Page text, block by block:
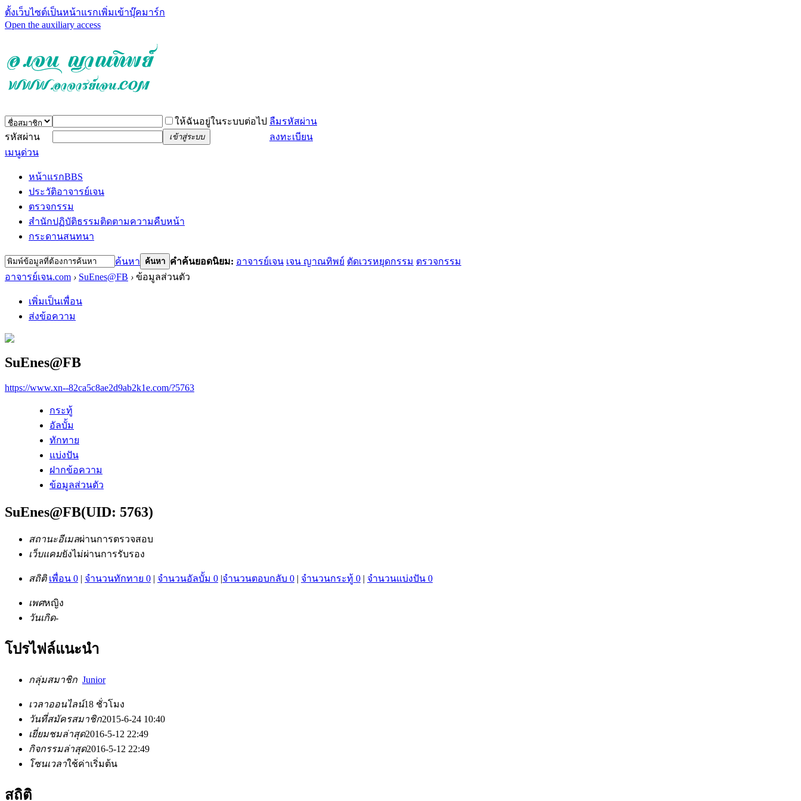
ตั้งเว็บไซต์เป็นหน้าแรกเพิ่มเข้าบุ๊คมาร์ก
Open the auxiliary access
ให้ฉันอยู่ในระบบต่อไป ลืมรหัสผ่าน
รหัสผ่าน
เข้าสู่ระบบ
ลงทะเบียน
เมนูด่วน
หน้าแรกBBS
ประวัติอาจารย์เจน
ตรวจกรรม
สำนักปฏิบัติธรรมติดตามความคืบหน้า
กระดานสนทนา
ค้นหา ค้นหา คำค้นยอดนิยม: อาจารย์เจน เจน ญาณทิพย์ ตัดเวรหยุดกรรม ตรวจกรรม
อาจารย์เจน.com › SuEnes@FB › ข้อมูลส่วนตัว
เพิ่มเป็นเพื่อน
ส่งข้อความ
SuEnes@FB
https://www.xn--82ca5c8ae2d9ab2k1e.com/?5763
กระทู้
อัลบั้ม
ทักทาย
แบ่งปัน
ฝากข้อความ
ข้อมูลส่วนตัว
SuEnes@FB(UID: 5763)
สถานะอีเมลผ่านการตรวจสอบ
เว็บแคมยังไม่ผ่านการรับรอง
สถิติ เพื่อน 0 | จำนวนทักทาย 0 | จำนวนอัลบั้ม 0 |จำนวนตอบกลับ 0 | จำนวนกระทู้ 0 | จำนวนแบ่งปัน 0
เพศหญิง
วันเกิด-
โปรไฟล์แนะนำ
กลุ่มสมาชิก Junior
เวลาออนไลน์18 ชั่วโมง
วันที่สมัครสมาชิก2015-6-24 10:40
เยี่ยมชมล่าสุด2016-5-12 22:49
กิจกรรมล่าสุด2016-5-12 22:49
โซนเวลาใช้ค่าเริ่มต้น
สถิติ